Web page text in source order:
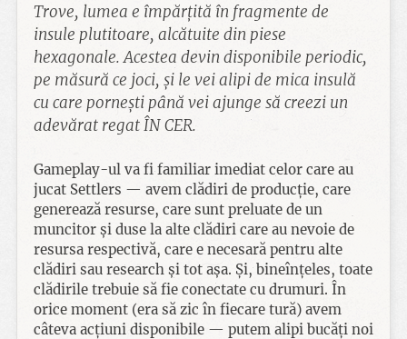
Trove, lumea e împărțită în fragmente de
insule plutitoare, alcătuite din piese
hexagonale. Acestea devin disponibile periodic,
pe măsură ce joci, și le vei alipi de mica insulă
cu care pornești până vei ajunge să creezi un
adevărat regat ÎN CER.
Gameplay-ul va fi familiar imediat celor care au
jucat Settlers — avem clădiri de producție, care
generează resurse, care sunt preluate de un
muncitor și duse la alte clădiri care au nevoie de
resursa respectivă, care e necesară pentru alte
clădiri sau research și tot așa. Și, bineînțeles, toate
clădirile trebuie să fie conectate cu drumuri. În
orice moment (era să zic în fiecare tură) avem
câteva acțiuni disponibile — putem alipi bucăți noi